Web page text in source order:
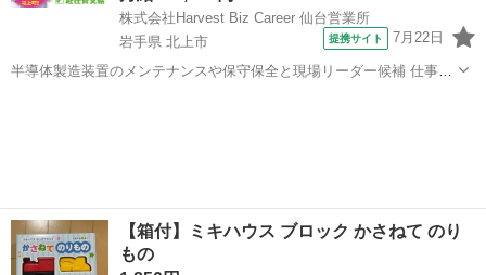
株式会社Harvest Biz Career 仙台営業所
岩手県 北上市
提携サイト 7月22日
半導体製造装置のメンテナンスや保守保全と現場リーダー候補 仕事内
【箱付】ミキハウス ブロック かさねて のり
もの